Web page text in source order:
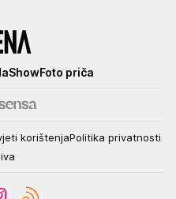
ShowFoto priča
korištenjaPolitika privatnosti